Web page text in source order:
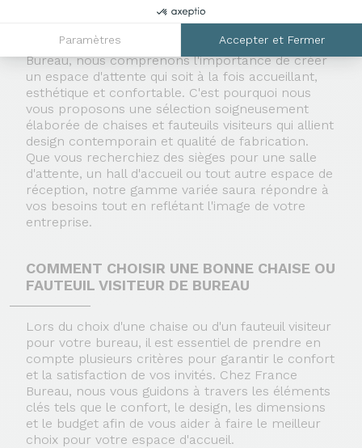
Paramètres Accepter et Fermer
Vous cherchez à offrir à vos visiteurs un accueil
chaleureux et professionnel ? Chez France
Bureau, nous comprenons l'importance de créer
un espace d'attente qui soit à la fois accueillant,
esthétique et confortable. C'est pourquoi nous
vous proposons une sélection soigneusement
élaborée de chaises et fauteuils visiteurs qui allient
design contemporain et qualité de fabrication.
Que vous recherchiez des sièges pour une salle
d'attente, un hall d'accueil ou tout autre espace de
réception, notre gamme variée saura répondre à
vos besoins tout en reflétant l'image de votre
entreprise.
COMMENT CHOISIR UNE BONNE CHAISE OU
FAUTEUIL VISITEUR DE BUREAU
Lors du choix d'une chaise ou d'un fauteuil visiteur
pour votre bureau, il est essentiel de prendre en
compte plusieurs critères pour garantir le confort
et la satisfaction de vos invités. Chez France
Bureau, nous vous guidons à travers les éléments
clés tels que le confort, le design, les dimensions
et le budget afin de vous aider à faire le meilleur
choix pour votre espace d'accueil.